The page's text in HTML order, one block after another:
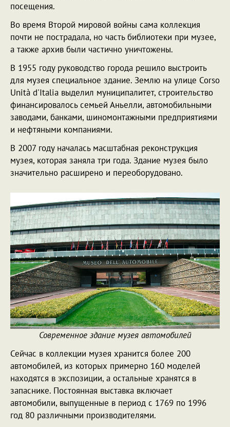
посещения.
Во время Второй мировой войны сама коллекция
почти не пострадала, но часть библиотеки при музее,
а также архив были частично уничтожены.
В 1955 году руководство города решило выстроить
для музея специальное здание. Землю на улице Corso
Unità d'Italia выделил муниципалитет, строительство
финансировалось семьей Аньелли, автомобильными
заводами, банками, шиномонтажными предприятиями
и нефтяными компаниями.
В 2007 году началась масштабная реконструкция
музея, которая заняла три года. Здание музея было
значительно расширено и переоборудовано.
Современное здание музея автомобилей
Сейчас в коллекции музея хранится более 200
автомобилей, из которых примерно 160 моделей
находятся в экспозиции, а остальные хранятся в
запаснике. Постоянная выставка включает
автомобили, выпущенные в период с 1769 по 1996
год 80 различными производителями.